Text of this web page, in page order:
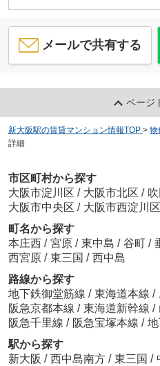
メールで共有する
ページ
新大阪駅の賃貸マンション情報TOP > 物
詳細
市区町村から探す
大阪市淀川区 / 大阪市北区 /
大阪市中央区 / 大阪市西淀川区
町名から探す
本庄西 / 宮原 / 東中島 / 谷町 /
西宮原 / 東三国 / 西中島
路線から探す
地下鉄御堂筋線 / 東海道本線 /
阪急京都本線 / 東海道新幹線 /
阪急千里線 / 阪急宝塚本線 /
駅から探す
新大阪 / 西中島南方 / 東三国 /